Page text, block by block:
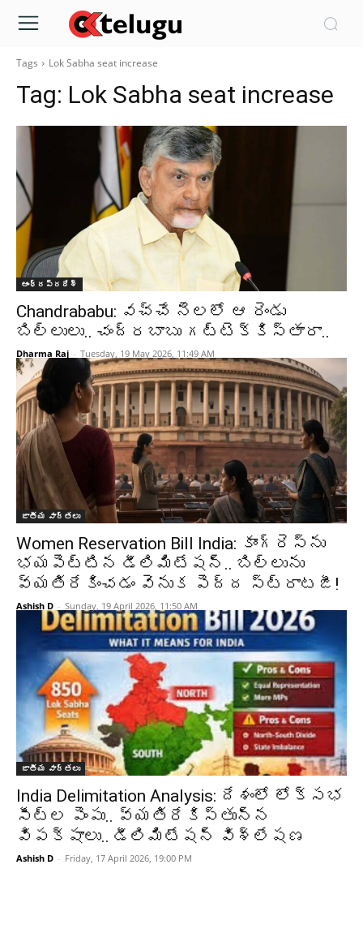
Tags Lok Sabha seat increase
Tag: Lok Sabha seat increase
ఆంధ్రప్రదేశ్‌
Chandrababu: వచ్చే నెలలో ఆ రెండు
బిల్లులు.. చంద్రబాబు గట్టెక్కిస్తారా..
Dharma Raj - Tuesday, 19 May 2026, 11:49 AM
జాతీయ వార్తలు
Women Reservation Bill India: కాంగ్రెస్‌ను
భయపెట్టిన డీలిమిటేషన్‌.. బిల్లును
వ్యతిరేకించడం వెనుక పెద్ద స్ట్రాటజీ!
Ashish D - Sunday, 19 April 2026, 11:50 AM
జాతీయ వార్తలు
India Delimitation Analysis: దేశంలో లోక్‌సభ
సీట్ల పెంపు.. వ్యతిరేకిస్తున్న
విపక్షాలు.. డీలిమిటేషన్‌ విశ్లేషణ
Ashish D - Friday, 17 April 2026, 19:00 PM